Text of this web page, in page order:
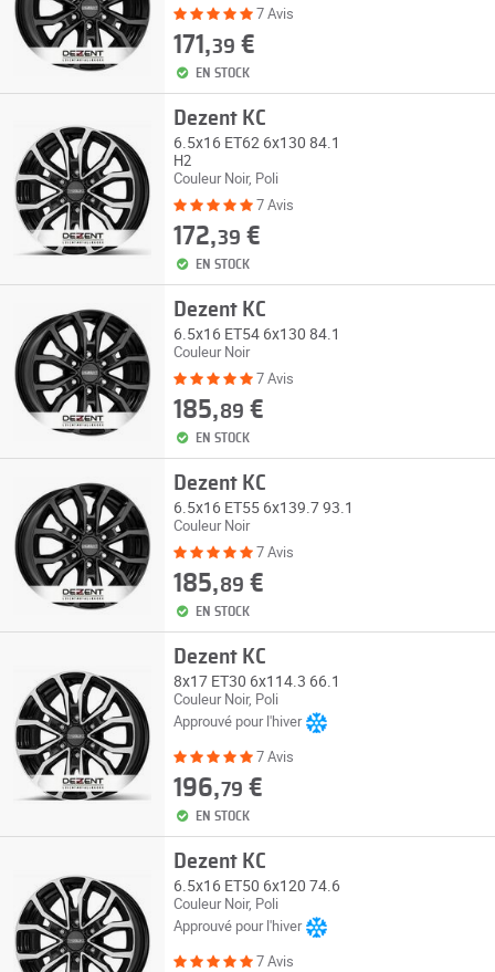
7 Avis
171,39 €
EN STOCK
Dezent KC
6.5x16 ET62 6x130 84.1
H2
Couleur Noir, Poli
7 Avis
172,39 €
EN STOCK
Dezent KC
6.5x16 ET54 6x130 84.1
Couleur Noir
7 Avis
185,89 €
EN STOCK
Dezent KC
6.5x16 ET55 6x139.7 93.1
Couleur Noir
7 Avis
185,89 €
EN STOCK
Dezent KC
8x17 ET30 6x114.3 66.1
Couleur Noir, Poli
Approuvé pour l'hiver
7 Avis
196,79 €
EN STOCK
Dezent KC
6.5x16 ET50 6x120 74.6
Couleur Noir, Poli
Approuvé pour l'hiver
7 Avis